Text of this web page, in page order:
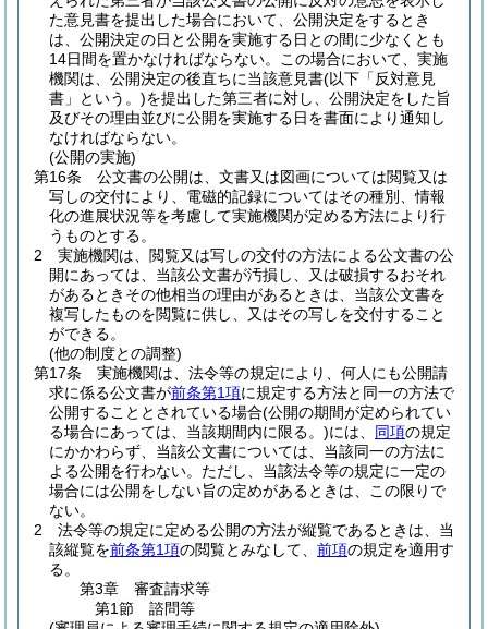
た意見書を提出した場合において、公開決定をするとき
は、公開決定の日と公開を実施する日との間に少なくとも
14日間を置かなければならない。
この場合において、実施
機関は、公開決定の後直ちに当該意見書(以下「反対意見
書」という。)を提出した第三者に対し、公開決定をした旨
及びその理由並びに公開を実施する日を書面により通知し
なければならない。
(公開の実施)
第16条
公文書の公開は、文書又は図画については閲覧又は
写しの交付により、電磁的記録についてはその種別、情報
化の進展状況等を考慮して実施機関が定める方法により行
うものとする。
2
実施機関は、閲覧又は写しの交付の方法による公文書の公
開にあっては、当該公文書が汚損し、又は破損するおそれ
があるときその他相当の理由があるときは、当該公文書を
複写したものを閲覧に供し、又はその写しを交付すること
ができる。
(他の制度との調整)
第17条
実施機関は、法令等の規定により、何人にも公開請
求に係る公文書が前条第1項に規定する方法と同一の方法で
公開することとされている場合(公開の期間が定められてい
る場合にあっては、当該期間内に限る。)には、 同項の規定
にかかわらず、当該公文書については、当該同一の方法に
よる公開を行わない。 ただし、当該法令等の規定に一定の
場合には公開をしない旨の定めがあるときは、この限りで
ない。
2
法令等の規定に定める公開の方法が縦覧であるときは、当
該縦覧を前条第1項の閲覧とみなして、 前項の規定を適用す
る。
第3章
審査請求等
第1節
諮問等